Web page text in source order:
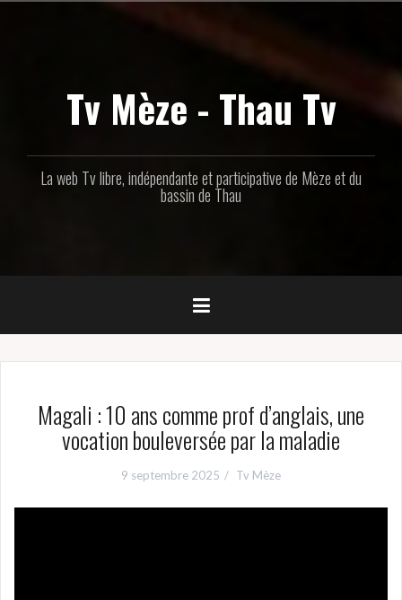
Tv Mèze - Thau Tv
La web Tv libre, indépendante et participative de Mèze et du
bassin de Thau
Magali : 10 ans comme prof d’anglais, une
vocation bouleversée par la maladie
9 septembre 2025 Tv Mèze